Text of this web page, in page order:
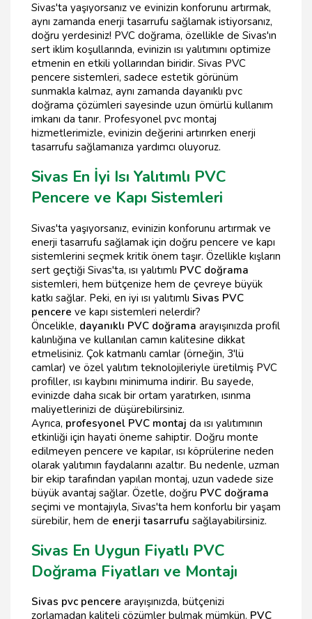
Sivas'ta yaşıyorsanız ve evinizin konforunu artırmak,
aynı zamanda enerji tasarrufu sağlamak istiyorsanız,
doğru yerdesiniz! PVC doğrama, özellikle de Sivas'ın
sert iklim koşullarında, evinizin ısı yalıtımını optimize
etmenin en etkili yollarından biridir. Sivas PVC
pencere sistemleri, sadece estetik görünüm
sunmakla kalmaz, aynı zamanda dayanıklı pvc
doğrama çözümleri sayesinde uzun ömürlü kullanım
imkanı da tanır. Profesyonel pvc montaj
hizmetlerimizle, evinizin değerini artırırken enerji
tasarrufu sağlamanıza yardımcı oluyoruz.
Sivas En İyi Isı Yalıtımlı PVC
Pencere ve Kapı Sistemleri
Sivas'ta yaşıyorsanız, evinizin konforunu artırmak ve
enerji tasarrufu sağlamak için doğru pencere ve kapı
sistemlerini seçmek kritik önem taşır. Özellikle kışların
sert geçtiği Sivas'ta, ısı yalıtımlı PVC doğrama
sistemleri, hem bütçenize hem de çevreye büyük
katkı sağlar. Peki, en iyi ısı yalıtımlı Sivas PVC
pencere ve kapı sistemleri nelerdir?
Öncelikle, dayanıklı PVC doğrama arayışınızda profil
kalınlığına ve kullanılan camın kalitesine dikkat
etmelisiniz. Çok katmanlı camlar (örneğin, 3'lü
camlar) ve özel yalıtım teknolojileriyle üretilmiş PVC
profiller, ısı kaybını minimuma indirir. Bu sayede,
evinizde daha sıcak bir ortam yaratırken, ısınma
maliyetlerinizi de düşürebilirsiniz.
Ayrıca, profesyonel PVC montaj da ısı yalıtımının
etkinliği için hayati öneme sahiptir. Doğru monte
edilmeyen pencere ve kapılar, ısı köprülerine neden
olarak yalıtımın faydalarını azaltır. Bu nedenle, uzman
bir ekip tarafından yapılan montaj, uzun vadede size
büyük avantaj sağlar. Özetle, doğru PVC doğrama
seçimi ve montajıyla, Sivas'ta hem konforlu bir yaşam
sürebilir, hem de enerji tasarrufu sağlayabilirsiniz.
Sivas En Uygun Fiyatlı PVC
Doğrama Fiyatları ve Montajı
Sivas pvc pencere arayışınızda, bütçenizi
zorlamadan kaliteli çözümler bulmak mümkün. PVC